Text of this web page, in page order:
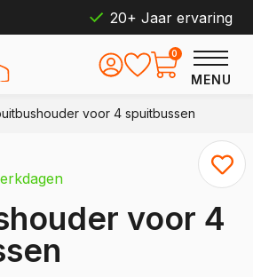
20+ Jaar ervaring
MENU
0
voor 4 spuitbussen
voor 4